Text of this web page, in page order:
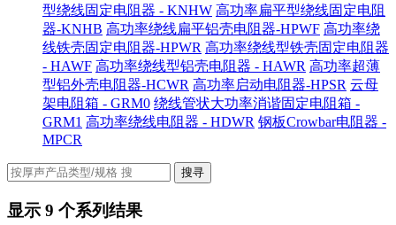
型绕线固定电阻器 - KNHW 高功率扁平型绕线固定电阻
器-KNHB 高功率绕线扁平铝壳电阻器-HPWF 高功率绕
线铁壳固定电阻器-HPWR 高功率绕线型铁壳固定电阻器
- HAWF 高功率绕线型铝壳电阻器 - HAWR 高功率超薄
型铝外壳电阻器-HCWR 高功率启动电阻器-HPSR 云母
架电阻箱 - GRM0 绕线管状大功率消谐固定电阻箱 -
GRM1 高功率绕线电阻器 - HDWR 钢板Crowbar电阻器 -
MPCR
搜寻
显示 9 个系列结果